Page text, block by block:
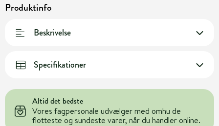
Produktinfo
Beskrivelse
Specifikationer
Altid det bedste
Vores fagpersonale udvælger med omhu de
flotteste og sundeste varer, når du handler online.